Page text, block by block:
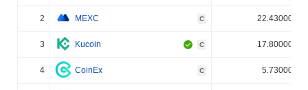
2 MEXC C 22.430000%
3 Kucoin C 17.800000%
4 CoinEx C 5.730000%